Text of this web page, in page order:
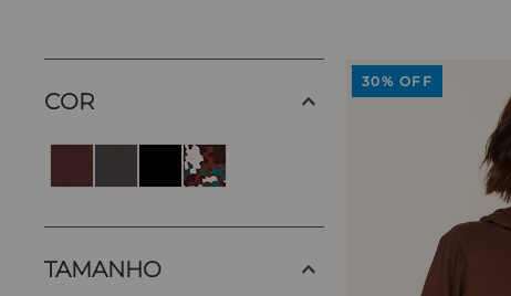
COR
TAMANHO
30% OFF